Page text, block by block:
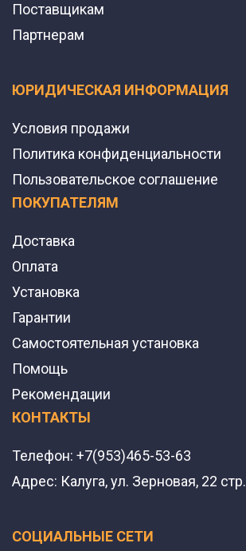
Поставщикам
Партнерам
ЮРИДИЧЕСКАЯ ИНФОРМАЦИЯ
Условия продажи
Политика конфиденциальности
Пользовательское соглашение
ПОКУПАТЕЛЯМ
Доставка
Оплата
Установка
Гарантии
Самостоятельная установка
Помощь
Рекомендации
КОНТАКТЫ
Телефон: +7(953)465-53-63
Адрес: Калуга, ул. Зерновая, 22
СОЦИАЛЬНЫЕ СЕТИ